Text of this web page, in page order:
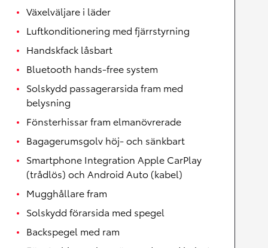
Växelväljare i läder
Luftkonditionering med fjärrstyrning
Handskfack låsbart
Bluetooth hands-free system
Solskydd passagerarsida fram med
belysning
Fönsterhissar fram elmanövrerade
Bagagerumsgolv höj- och sänkbart
Smartphone Integration Apple CarPlay
(trådlös) och Android Auto (kabel)
Mugghållare fram
Solskydd förarsida med spegel
Backspegel med ram